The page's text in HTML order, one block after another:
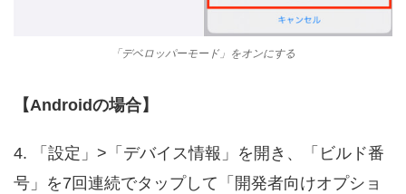
「デベロッパーモード」をオンにする
【Androidの場合】
4. 「設定」>「デバイス情報」を開き、「ビルド番
号」を7回連続でタップして「開発者向けオプショ